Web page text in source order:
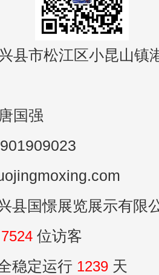
县市松江区小昆山镇
国强
县国憬展览展示有限
7524 位访客
稳定运行 1239 天